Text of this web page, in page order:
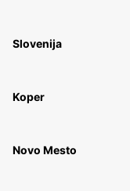
Slovenija
Koper
Novo Mesto